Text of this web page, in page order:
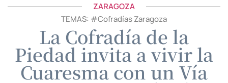
ZARAGOZA
TEMAS: #Cofradías Zaragoza
La Cofradía de la
Piedad invita a vivir la
Cuaresma con un Vía